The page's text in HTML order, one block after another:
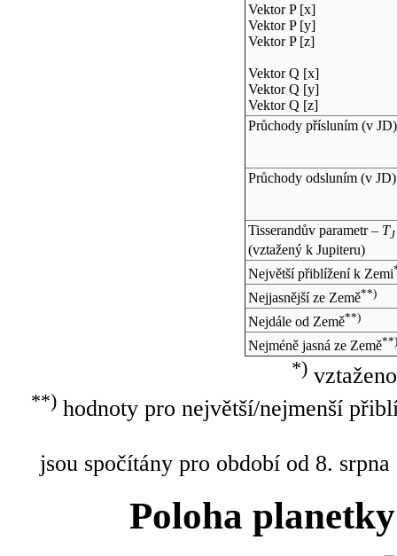
Vektor P [x]
Vektor P [y]
Vektor P [z]
Vektor Q [x]
Vektor Q [y]
Vektor Q [z]
Průchody přísluním (v JD)
Průchody odsluním (v JD)
Tisserandův parametr – TJ
(vztažený k Jupiteru)
Největší přiblížení k Zemi
Nejjasnější ze Země**)
Nejdále od Země**)
Nejméně jasná ze Země**)
*)
**)hodnoty pro největší/nejmenší
jsou spočítány pro období od 8.
Poloha